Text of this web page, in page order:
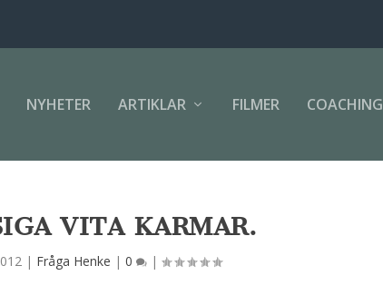
NYHETER ARTIKLAR FILMER COACHING
VITA KARMAR.
| Fråga Henke |0 |